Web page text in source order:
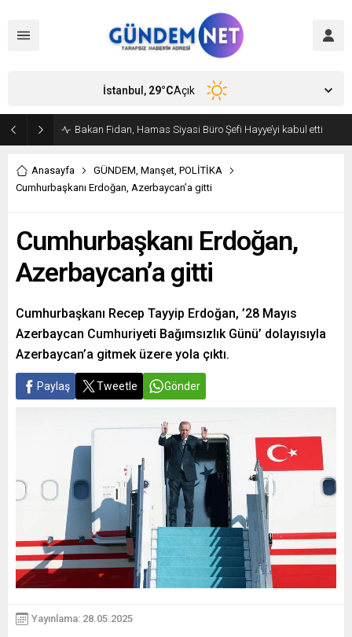
Bakan Fidan, Hamas Siyasi Büro Şefi Hayye’yi kabul etti
İstanbul, 29°CAçık
Anasayfa GÜNDEM, Manşet, POLİTİKA
Cumhurbaşkanı Erdoğan, Azerbaycan’a gitti
Cumhurbaşkanı Erdoğan,
Azerbaycan’a gitti
Cumhurbaşkanı Recep Tayyip Erdoğan, ’28 Mayıs
Azerbaycan Cumhuriyeti Bağımsızlık Günü’ dolayısıyla
Azerbaycan’a gitmek üzere yola çıktı.
Paylaş Tweetle Gönder
Yayınlama: 28.05.2025